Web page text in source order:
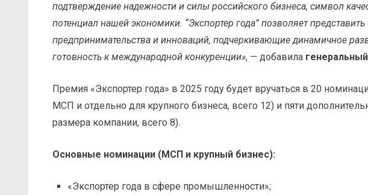
подтверждение надежности и силы российского бизнеса, символ
потенциал нашей экономики. “Экспортер года” позволяет
предпринимательства и инноваций, подчеркивающие динамичное
готовность к международной конкуренции», — добавила
Премия «Экспортер года» в 2025 году будет вручаться в 20
МСП и отдельно для крупного бизнеса, всего 12) и пяти
размера компании, всего 8).
Основные номинации (МСП и крупный бизнес):
«Экспортер года в сфере промышленности»;